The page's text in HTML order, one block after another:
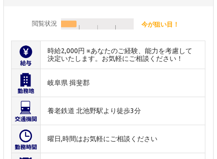
閲覧状況 今が狙い目！
時給2,000円 ※あなたのご経験、能力を考慮して
決定いたします。お気軽にご相談ください！
岐阜県 揖斐郡
養老鉄道 北池野駅より徒歩3分
曜日,時間はお気軽にご相談ください